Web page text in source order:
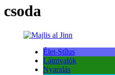
csoda
Élet-Stílus
Látnivalók
Nyaralás